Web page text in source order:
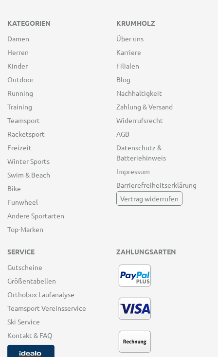
KATEGORIEN
Damen
Herren
Kinder
Outdoor
Running
Training
Teamsport
Racketsport
Freizeit
Winter Sports
Swim & Beach
Bike
Funwheel
Andere Sportarten
Top-Marken
KRUMHOLZ
Über uns
Karriere
Filialen
Blog
Nachhaltigkeit
Zahlung & Versand
Widerrufsrecht
AGB
Datenschutz &
Batteriehinweis
Impressum
Barrierefreiheitserklärung
Vertrag widerrufen
SERVICE
Gutscheine
Größentabellen
Orthobox Laufanalyse
Teamsport Vereinsservice
Ski Service
Kontakt & FAQ
ZAHLUNGSARTEN